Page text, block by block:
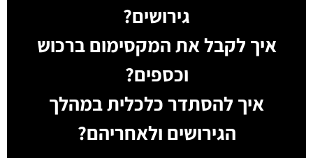
גירושים?
איך לקבל את המקסימום ברכוש
וכספים?
איך להסתדר כלכלית במהלך
הגירושים ולאחריהם?